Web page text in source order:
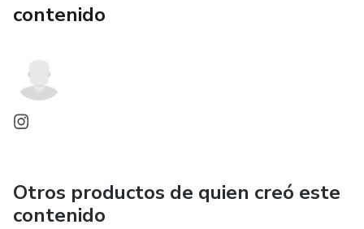
contenido
Otros productos de quien creó este
contenido